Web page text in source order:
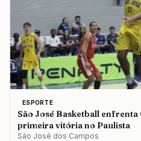
ESPORTE
São José Basketball
primeira vitória no Paulista
São José dos Campos